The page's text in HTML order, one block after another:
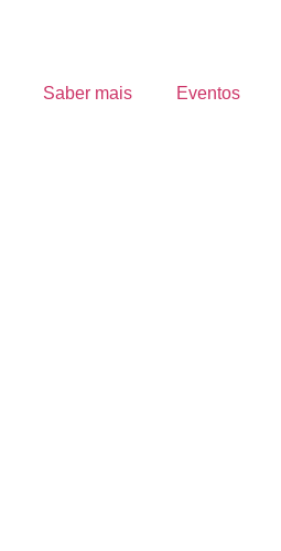
Saber mais Eventos